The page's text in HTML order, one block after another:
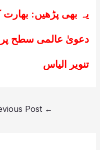
یہ بھی پڑھیں: بھارت
دعویٰ عالمی سطح پر
تنویر الیاس
←